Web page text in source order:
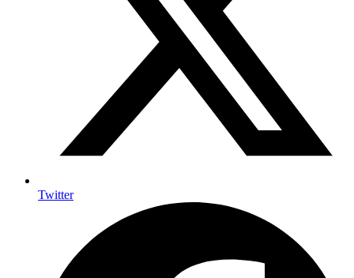
Twitter